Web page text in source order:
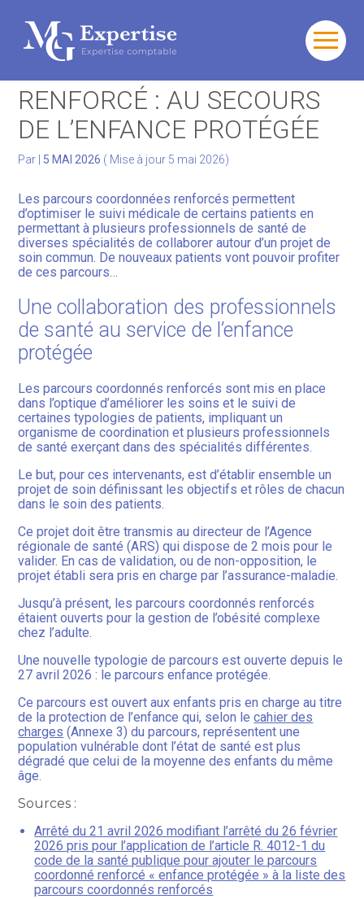
Aller
Gérer votre quotidien
Développer votre activité
Gérer votre patrimoine
Facturation Électronique
PARCOURS COORDONNÉ
RENFORCÉ : AU SECOURS
DE L’ENFANCE PROTÉGÉE
Par 5 MAI 2026 ( Mise à jour 5 mai 2026)
Les parcours coordonnées renforcés permettent
d’optimiser le suivi médicale de certains patients en
permettant à plusieurs professionnels de santé de
diverses spécialités de collaborer autour d’un projet de
soin commun. De nouveaux patients vont pouvoir profiter
de ces parcours…
Une collaboration des professionnels
de santé au service de l’enfance
protégée
Les parcours coordonnés renforcés sont mis en place
dans l’optique d’améliorer les soins et le suivi de
certaines typologies de patients, impliquant un
organisme de coordination et plusieurs professionnels
de santé exerçant dans des spécialités différentes.
Le but, pour ces intervenants, est d’établir ensemble un
projet de soin définissant les objectifs et rôles de chacun
dans le soin des patients.
Ce projet doit être transmis au directeur de l’Agence
régionale de santé (ARS) qui dispose de 2 mois pour le
valider. En cas de validation, ou de non-opposition, le
projet établi sera pris en charge par l’assurance-maladie.
Jusqu’à présent, les parcours coordonnés renforcés
étaient ouverts pour la gestion de l’obésité complexe
chez l’adulte.
Une nouvelle typologie de parcours est ouverte depuis le
27 avril 2026 : le parcours enfance protégée.
Ce parcours est ouvert aux enfants pris en charge au titre
de la protection de l’enfance qui, selon lecahier des
charges (Annexe 3) du parcours, représentent une
population vulnérable dont l’état de santé est plus
dégradé que celui de la moyenne des enfants du même
âge.
Sources :
Arrêté du 21 avril 2026 modifiant l’arrêté du 26 février
2026 pris pour l’application de l’article R. 4012-1 du
code de la santé publique pour ajouter le parcours
coordonné renforcé « enfance protégée » à la liste des
parcours coordonnés renforcés